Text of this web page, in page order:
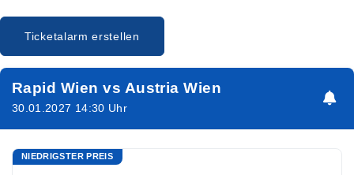
Ticketalarm erstellen
Rapid Wien vs Austria Wien
30.01.2027 14:30 Uhr
NIEDRIGSTER PREIS